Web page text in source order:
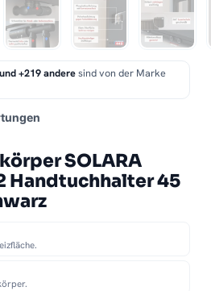
+219 anderesind von der Marke
SOLARA
Handtuchhalter 45